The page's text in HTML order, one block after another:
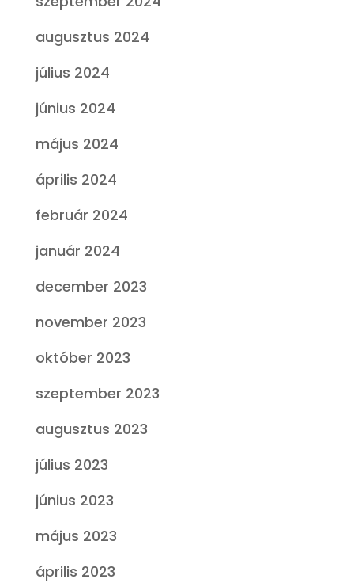
augusztus 2024
július 2024
június 2024
május 2024
április 2024
február 2024
január 2024
december 2023
november 2023
október 2023
szeptember 2023
augusztus 2023
július 2023
június 2023
május 2023
április 2023